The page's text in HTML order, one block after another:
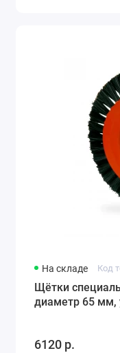
На складе Код
Щётки
диаметр 65 мм,
6120 р.